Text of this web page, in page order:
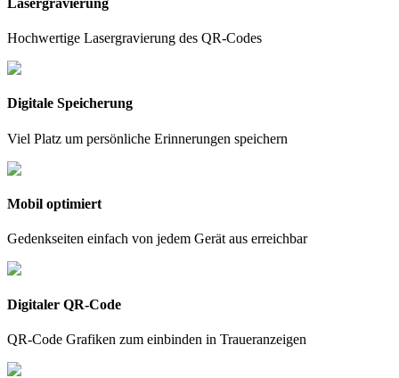
Lasergravierung
Hochwertige Lasergravierung des QR-Codes
Digitale Speicherung
Viel Platz um persönliche Erinnerungen speichern
Mobil optimiert
Gedenkseiten einfach von jedem Gerät aus erreichbar
Digitaler QR-Code
QR-Code Grafiken zum einbinden in Traueranzeigen​